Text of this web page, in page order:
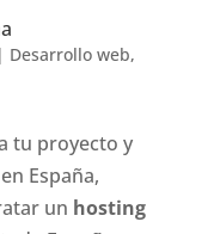
Desarrollo web,
tu proyecto y
España,
un hosting